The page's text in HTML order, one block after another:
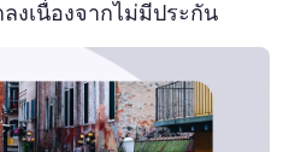
งเนื่องจากไม่มีประกัน